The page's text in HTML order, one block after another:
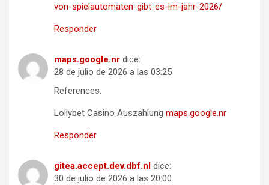
von-spielautomaten-gibt-es-im-jahr-2026/
Responder
maps.google.nr dice:
28 de julio de 2026 a las 03:25
References:
Lollybet Casino Auszahlung maps.google.nr
Responder
gitea.accept.dev.dbf.nl dice:
30 de julio de 2026 a las 20:00